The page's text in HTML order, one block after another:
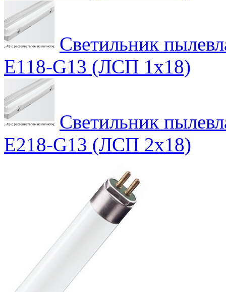
Светильник
E118-G13 (ЛСП 1х18)
Светильник
E218-G13 (ЛСП 2х18)